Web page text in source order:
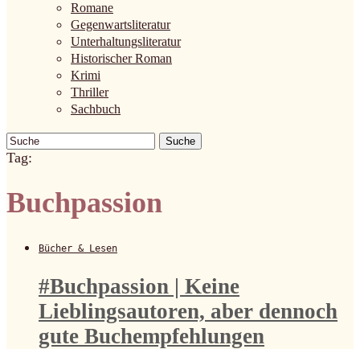
Romane
Gegenwartsliteratur
Unterhaltungsliteratur
Historischer Roman
Krimi
Thriller
Sachbuch
Suche
Tag:
Buchpassion
Bücher & Lesen
#Buchpassion | Keine
Lieblingsautoren, aber dennoch
gute Buchempfehlungen